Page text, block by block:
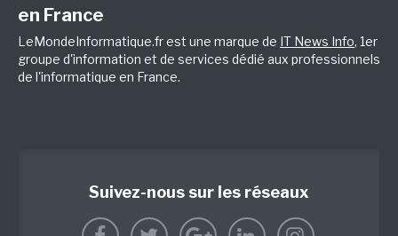
en France
LeMondeInformatique.fr est une marque de IT News Info, 1er
groupe d'information et de services dédié aux professionnels
de l'informatique en France.
Suivez-nous sur les réseaux